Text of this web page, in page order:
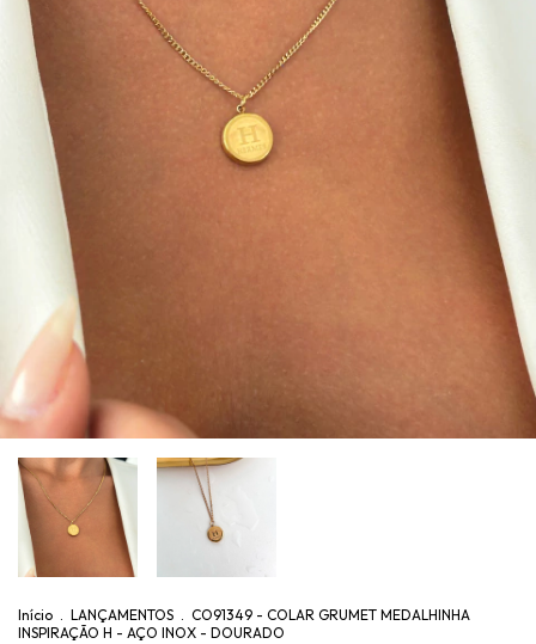
Início . LANÇAMENTOS . CO91349 - COLAR GRUMET MEDALHINHA
INSPIRAÇÃO H - AÇO INOX - DOURADO